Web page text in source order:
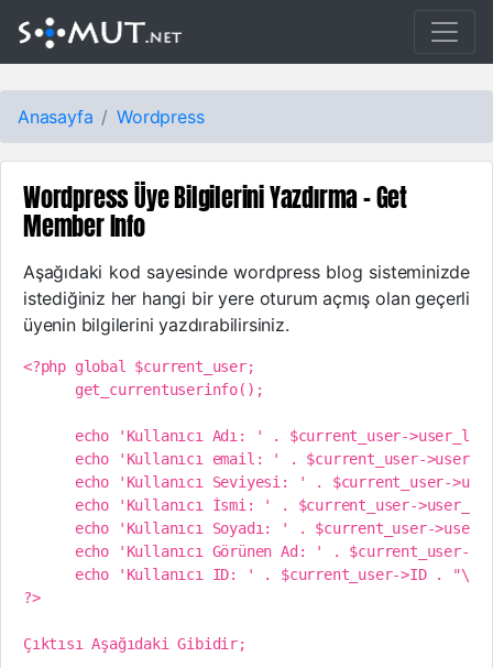
Anasayfa Wordpress
Wordpress Üye Bilgilerini Yazdırma - Get
Member Info
Aşağıdaki kod sayesinde wordpress blog sisteminizde
istediğiniz her hangi bir yere oturum açmış olan geçerli
üyenin bilgilerini yazdırabilirsiniz.
<?php global $current_user;
      get_currentuserinfo();
echo 'Kullanıcı Adı: ' . $current_user-
echo 'Kullanıcı email: ' . $current_user-
echo 'Kullanıcı Seviyesi: ' . $current_user-
echo 'Kullanıcı İsmi: ' . $current_user-
echo 'Kullanıcı Soyadı: ' . $current_user-
echo 'Kullanıcı Görünen Ad: ' . $current_user-
echo 'Kullanıcı ID: ' . $current_user->ID .
?>
Çıktısı Aşağıdaki Gibidir;